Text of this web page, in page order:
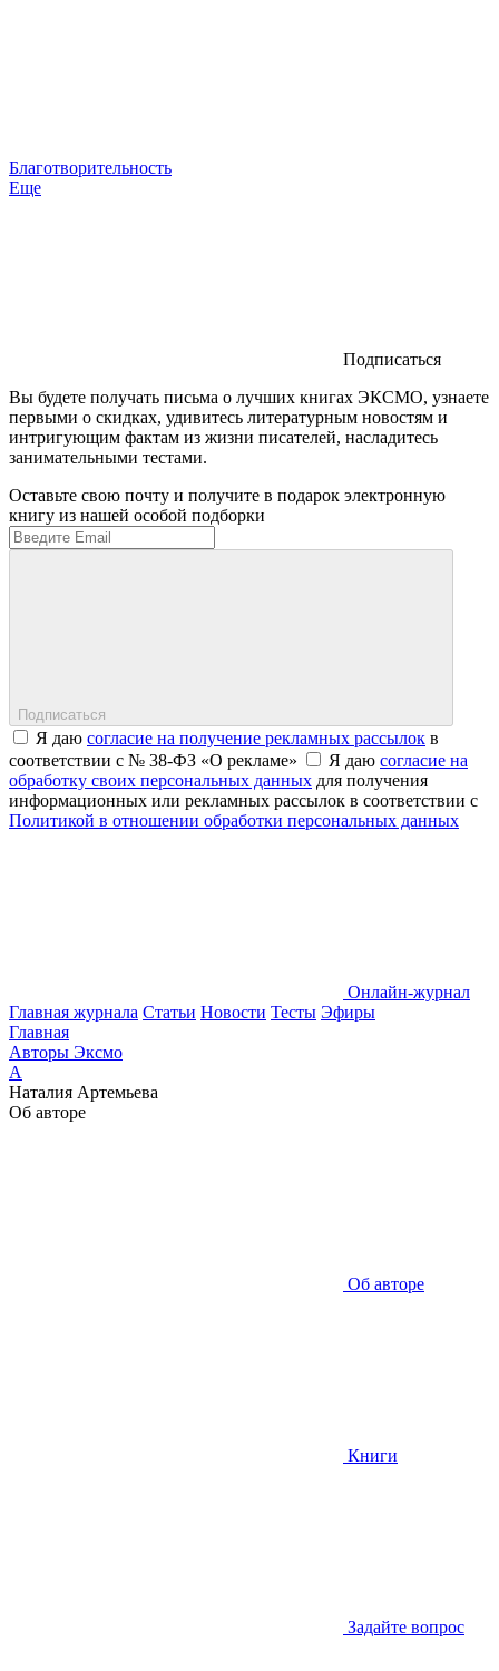
Благотворительность
Еще
Подписаться
Вы будете получать письма о лучших книгах ЭКСМО, узнаете
первыми о скидках, удивитесь литературным новостям и
интригующим фактам из жизни писателей, насладитесь
занимательными тестами.
Оставьте свою почту и получите в подарок электронную
книгу из нашей особой подборки
Подписаться
Я даю согласие на получение рекламных рассылок в
соответствии с № 38-ФЗ «О рекламе»
Я даю согласие на
обработку своих персональных данных для получения
информационных или рекламных рассылок в соответствии с
Политикой в отношении обработки персональных данных
Онлайн-журнал
Главная журнала Статьи Новости Тесты Эфиры
Главная
Авторы Эксмо
А
Наталия Артемьева
Об авторе
Об авторе
Книги
Задайте вопрос